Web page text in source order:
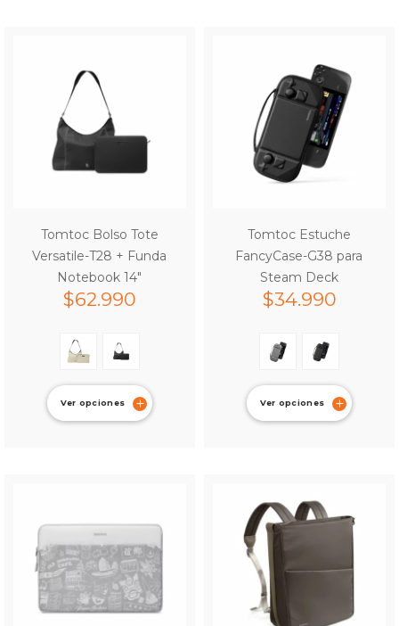
Tomtoc Bolso Tote
Versatile-T28 + Funda
Notebook 14″
$62.990
Ver opciones
Tomtoc Estuche
FancyCase-G38 para
Steam Deck
$34.990
Ver opciones